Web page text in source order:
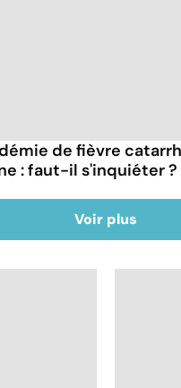
de fièvre
: faut-il s'inquiéter ?
Voir plus